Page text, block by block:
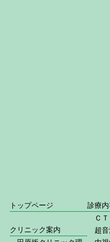
トップページ
クリニック案内
診療
ＣＴ
超音